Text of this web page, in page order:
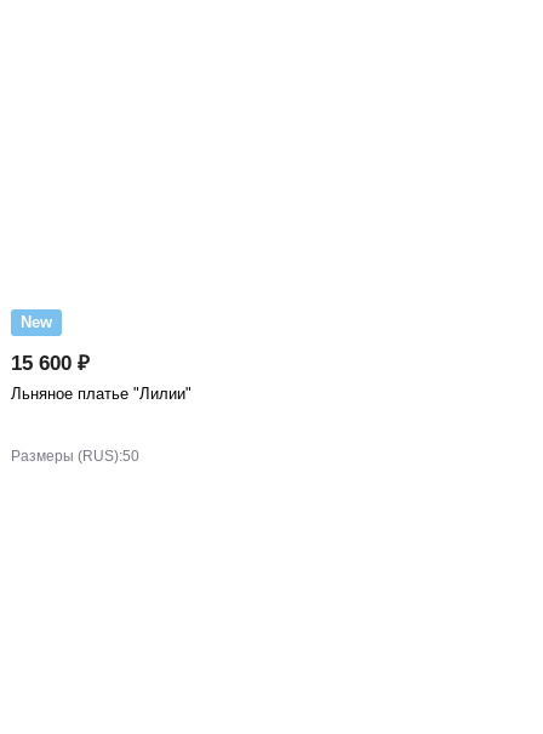
New
15 600 ₽
Льняное платье "Лилии"
Размеры (RUS):50